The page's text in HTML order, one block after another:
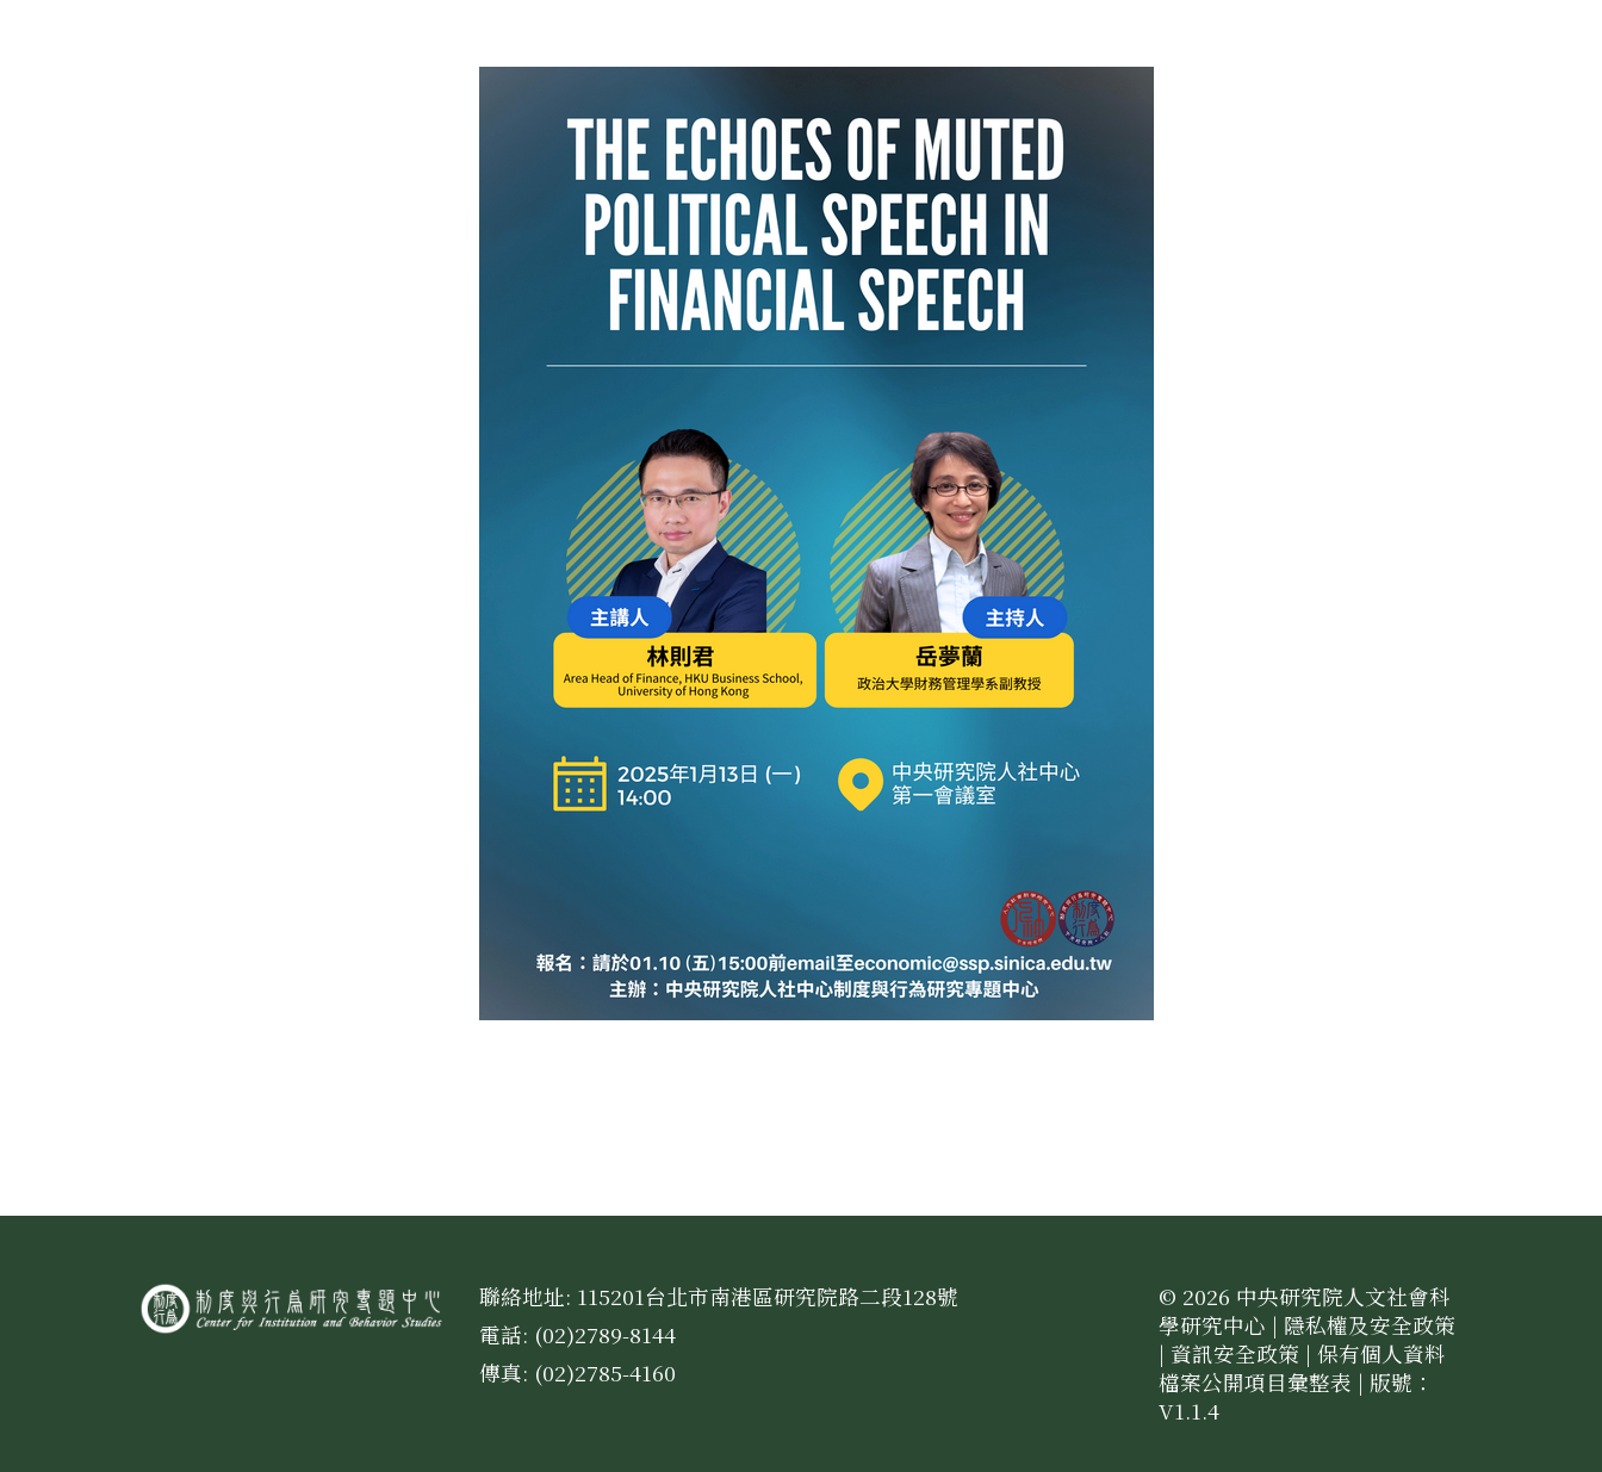
聯絡地址: 115201台北市南港區研究院路二段128號
電話: (02)2789-8144
傳真: (02)2785-4160
© 2026 中央研究院人文社會科
學研究中心 | 隱私權及安全政策
| 資訊安全政策 | 保有個人資料
檔案公開項目彙整表 | 版號：
V1.1.4